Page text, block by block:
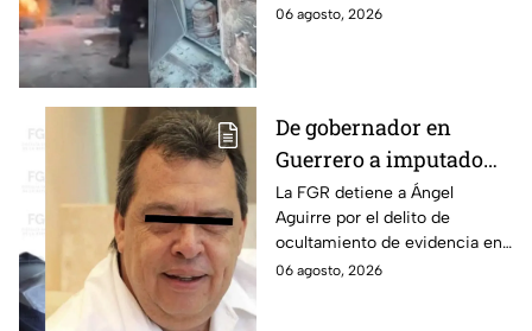
hospital para recibir atención
06 agosto, 2026
De gobernador en
Guerrero a imputado
por la "Verdad
Histórica"; Así fue como
Ángel Aguirre obstruyó
la justicia en caso
La FGR detiene a Ángel
Aguirre por el delito de
ocultamiento de evidencia en
el caso Ayotzinapa. Esta es la
06 agosto, 2026